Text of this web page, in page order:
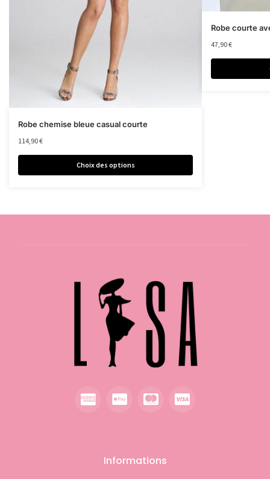
Robe chemise bleue casual courte
114,90€
Choix des options
Robe courte
47,90€
Informations